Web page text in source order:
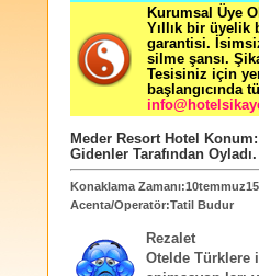
Kurumsal Üye
Yıllık bir üyelik
garantisi.
silme şansı.
Tesisiniz için
başlangıcında
Meder Resort Hotel Konum:
Gidenler Tarafından Oyladı.
Konaklama
Acenta/Operatör:Tatil Budur
Rezalet
Otelde Türklere